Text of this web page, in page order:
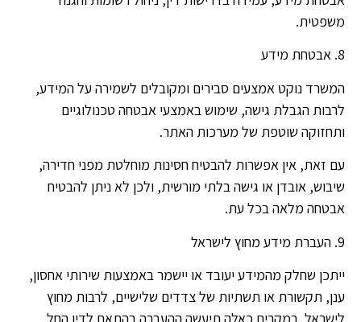
משפטית.
8. אבטחת מידע
המשרד נוקט אמצעים סבירים ומקובלים לשמירה על המידע,
לרבות הגבלת גישה, שימוש באמצעי אבטחה טכנולוגיים
ותחזוקה שוטפת של מערכות האתר.
עם זאת, אין אפשרות להבטיח חסינות מוחלטת מפני חדירה,
שיבוש, אובדן או גישה בלתי מורשית, ולכן לא ניתן להבטיח
אבטחה מלאה בכל עת.
9. העברת מידע מחוץ לישראל
ייתכן שחלק מהמידע יעובד או יישמר באמצעות שירותי אחסון,
ענן, תקשורת או תשתיות של צדדים שלישיים, לרבות מחוץ